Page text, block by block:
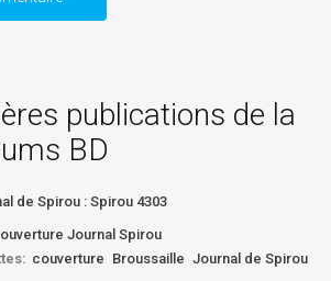
publications de la
BD
de Spirou : Spirou 4303
Journal Spirou
couverture Broussaille Journal de Spirou